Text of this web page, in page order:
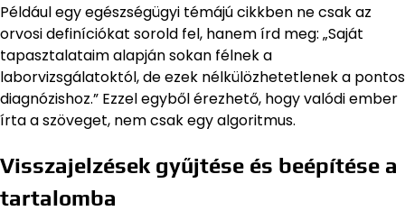
Például egy egészségügyi témájú cikkben ne csak az
orvosi definíciókat sorold fel, hanem írd meg: „Saját
tapasztalataim alapján sokan félnek a
laborvizsgálatoktól, de ezek nélkülözhetetlenek a pontos
diagnózishoz.” Ezzel egyből érezhető, hogy valódi ember
írta a szöveget, nem csak egy algoritmus.
Visszajelzések gyűjtése és beépítése a
tartalomba